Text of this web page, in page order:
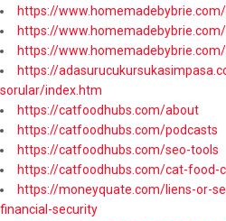
https://
https://
https://
https://
sorular/index.htm
https://catfoodhubs.com/about
https://catfoodhubs.com/podcasts
https://catfoodhubs.com/seo-tools
https://catfoodhubs.com/cat-food-
https://moneyquate.com/liens-or-
financial-security